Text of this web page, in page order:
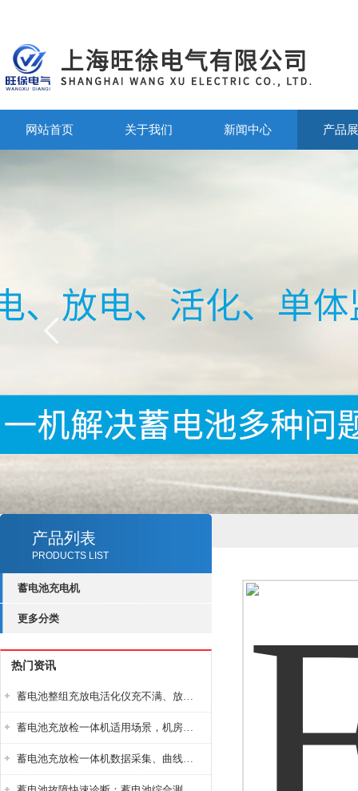
网站首页 关于我们 新闻中心 产品
产品列表
PRODUCTS LIST
蓄电池充电机
更多分类
热门资讯
蓄电池整组充放电活化仪充不满、放不完怎么办？
蓄电池充放检一体机适用场景，机房基站变电站铅酸蓄电池维护检测应用
蓄电池充放检一体机数据采集、曲线分析与电池健康状态智能评估功能详解